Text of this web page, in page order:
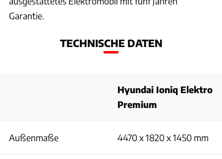
Garantie.
TECHNISCHE DATEN
Hyundai Ioniq Elektro
Premium
Außenmaße 4470 x 1820 x 1450 mm